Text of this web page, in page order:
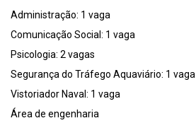
Administração: 1 vaga
Comunicação Social: 1 vaga
Psicologia: 2 vagas
Segurança do Tráfego Aquaviário: 1 vaga
Vistoriador Naval: 1 vaga
Área de engenharia